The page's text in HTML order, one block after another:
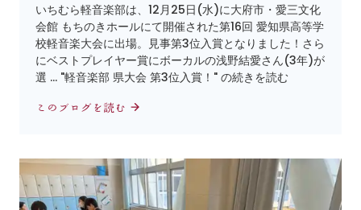
いちむら軽音楽部は、12月25日(水)に大府市・愛三文化
会館 もちのきホールにて開催された第16回 愛知県高等学
校軽音楽大会に出場。見事第3位入賞となりました！さら
にベストプレイヤー賞にボーカルの浅野結愛さん(3年)が
選 … "軽音楽部 県大会 第3位入賞！" の続きを読む
このブログを読む